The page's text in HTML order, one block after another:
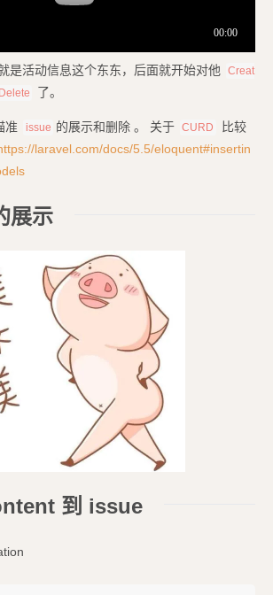
是活动信息这个东东，后面就开始对他
Creat
Delete 了。
准 issue 的展示和删除 。 关于 CURD
比较
laravel.com/docs/5.5/eloquent#insertin
展示
到 issue